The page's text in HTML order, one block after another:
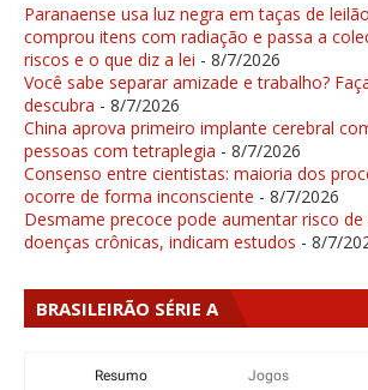
Paranaense usa luz negra em taças de
comprou itens com radiação e passa a
riscos e o que diz a lei - 8/7/2026
Você sabe separar amizade e trabalho?
descubra - 8/7/2026
China aprova primeiro implante cerebral
pessoas com tetraplegia - 8/7/2026
Consenso entre cientistas: maioria dos
ocorre de forma inconsciente - 8/7/2026
Desmame precoce pode aumentar risco de
doenças crônicas, indicam estudos - 8/7/
BRASILEIRÃO SÉRIE A
Resumo Jogos